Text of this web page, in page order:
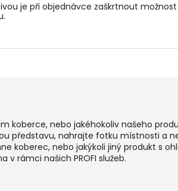
je při objednávce zaškrtnout možnost
koberce, nebo jakéhokoliv našeho
představu, nahrajte fotku místnosti a
koberec, nebo jakýkoli jiný produkt s
v rámci našich PROFI služeb.